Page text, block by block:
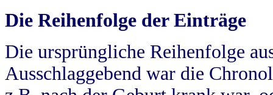
Die Reihenfolge der Einträge
Die ursprüngliche Reihenfolge
Ausschlaggebend war die